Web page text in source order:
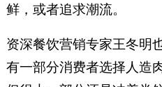
鲜，或者追求潮流。
资深餐饮营销专家王冬明
有一部分消费者选择人造